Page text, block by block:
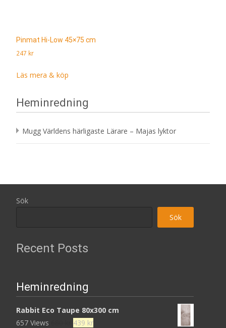
Pinmat Hi-Low 45×75 cm
247 kr
Läs mera & köp
Heminredning
Mugg Världens härligaste Lärare – Majas lyktor
Sök
Sök
Recent Posts
Heminredning
Rabbit Eco Taupe 80x300 cm
657 Views
Det
439 krDet